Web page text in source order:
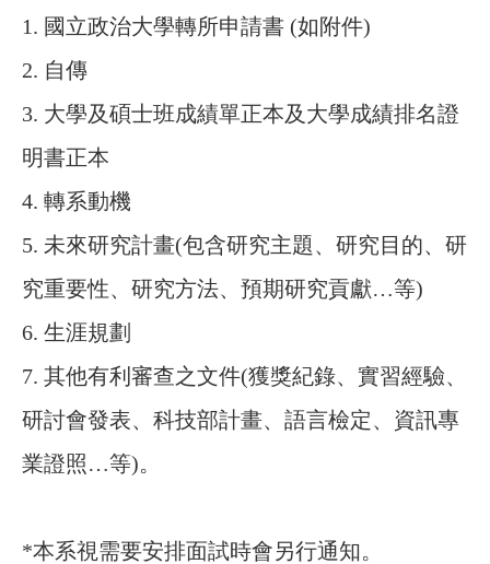
1. 國立政治大學轉所申請書 (如附件)
2. 自傳
3. 大學及碩士班成績單正本及大學成績排名證
明書正本
4. 轉系動機
5. 未來研究計畫(包含研究主題、研究目的、研
究重要性、研究方法、預期研究貢獻…等)
6. 生涯規劃
7. 其他有利審查之文件(獲獎紀錄、實習經驗、
研討會發表、科技部計畫、語言檢定、資訊專
業證照…等)。
*本系視需要安排面試時會另行通知。